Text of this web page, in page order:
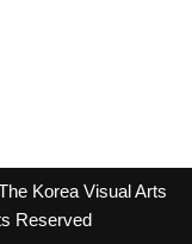
Korea Visual Arts
Reserved